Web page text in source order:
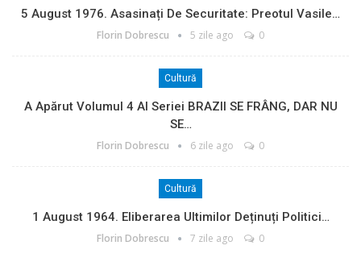
5 August 1976. Asasinați De Securitate: Preotul Vasile…
Florin Dobrescu 5 zile ago 0
Cultură
A Apărut Volumul 4 Al Seriei BRAZII SE FRÂNG, DAR NU
SE…
Florin Dobrescu 6 zile ago 0
Cultură
1 August 1964. Eliberarea Ultimilor Deținuți Politici…
Florin Dobrescu 7 zile ago 0